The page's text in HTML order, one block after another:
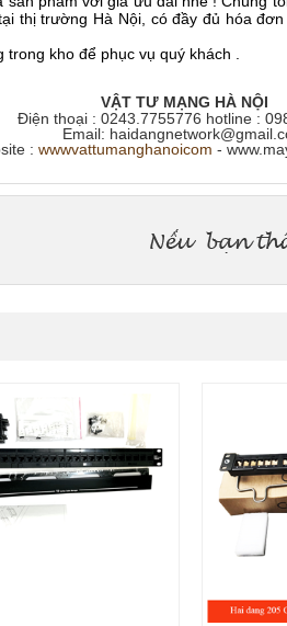
thị trường Hà Nội, có đầy đủ hóa
kho để phục vụ quý khách .
VẬT TƯ MẠNG HÀ NỘI
Điện thoại : 0243.7755776 hotline :
Email:
: wwwvattumanghanoicom -